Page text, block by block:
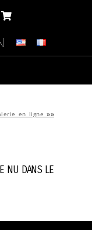
en ligne »»
Nu Dans Le